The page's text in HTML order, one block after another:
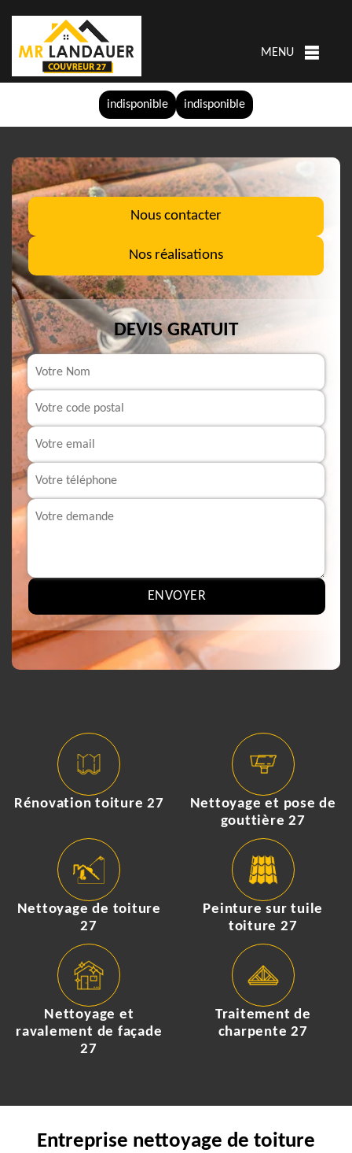
indisponible indisponible
MENU
Nous contacter
Nos réalisations
DEVIS GRATUIT
Rénovation toiture 27
Nettoyage et pose de
gouttière 27
Nettoyage de toiture
27
Peinture sur tuile
toiture 27
Nettoyage et
ravalement de façade
27
Traitement de
charpente 27
Entreprise nettoyage de toiture